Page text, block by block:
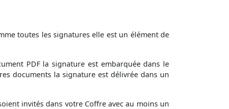
toutes les signatures elle est un élément de
PDF la signature est embarquée dans le
documents la signature est délivrée dans un
invités dans votre Coffre avec au moins un